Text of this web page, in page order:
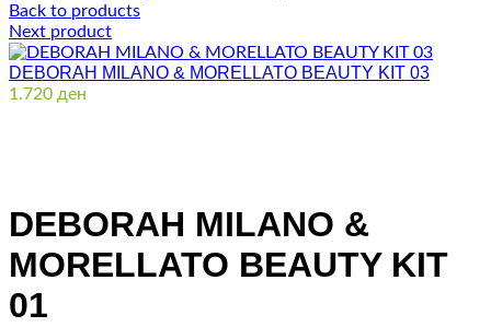
Back to products
Next product
DEBORAH MILANO & MORELLATO BEAUTY KIT 03
1.720 ден
DEBORAH MILANO &
MORELLATO BEAUTY KIT
01